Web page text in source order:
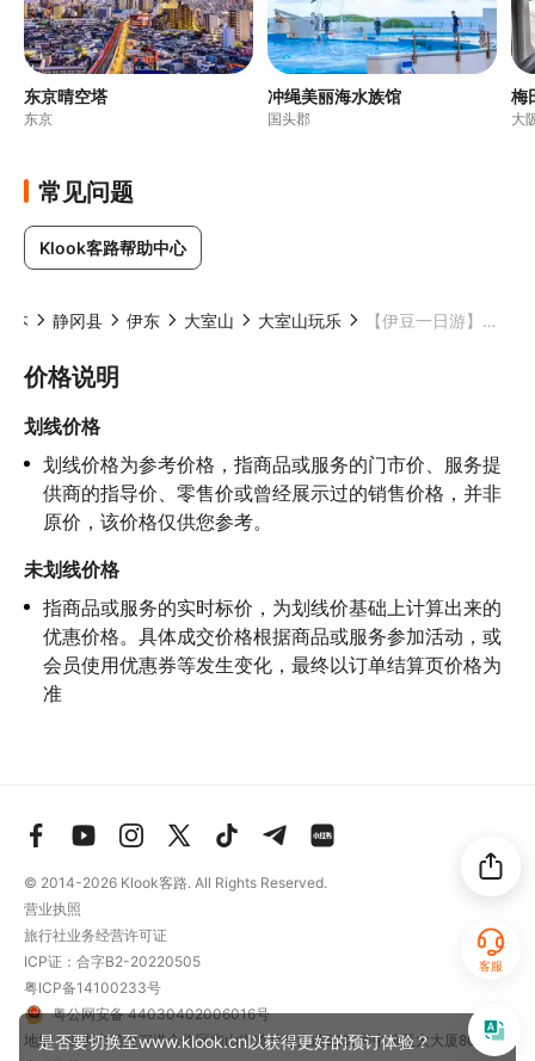
是否要切换至www.klook.cn以获得更好的预订体验？
东京晴空塔
东京
冲绳美丽海水族馆
国头郡
梅
大
常见问题
Klook客路帮助中心
本 静冈县 伊东 大室山 大室山玩乐 【伊豆一日游】大室山・城崎海岸＆门脇吊桥・修善寺温泉｜东京出发（含海陆BBQ午餐）
价格说明
划线价格
划线价格为参考价格，指商品或服务的门市价、服务提
供商的指导价、零售价或曾经展示过的销售价格，并非
原价，该价格仅供您参考。
未划线价格
指商品或服务的实时标价，为划线价基础上计算出来的
优惠价格。具体成交价格根据商品或服务参加活动，或
会员使用优惠券等发生变化，最终以订单结算页价格为
准
客服
© 2014-2026 Klook客路. All Rights Reserved.
营业执照
旅行社业务经营许可证
ICP证：合字B2-20220505
粤ICP备14100233号
粤公网安备 44030402006016号
地址：深圳市前海深港合作区南山街道梦海大道5289号中粮亚太大厦801